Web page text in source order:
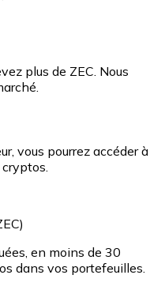
plus de ZEC. Nous
vous pourrez accéder à
en moins de 30
dans vos portefeuilles.